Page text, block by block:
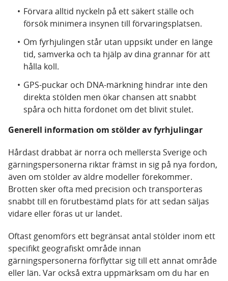
Förvara alltid nyckeln på ett säkert ställe och
försök minimera insynen till förvaringsplatsen.
Om fyrhjulingen står utan uppsikt under en länge
tid, samverka och ta hjälp av dina grannar för att
hålla koll.
GPS-puckar och DNA-märkning hindrar inte den
direkta stölden men ökar chansen att snabbt
spåra och hitta fordonet om det blivit stulet.
Generell information om stölder av fyrhjulingar
Hårdast drabbat är norra och mellersta Sverige och
gärningspersonerna riktar främst in sig på nya fordon,
även om stölder av äldre modeller förekommer.
Brotten sker ofta med precision och transporteras
snabbt till en förutbestämd plats för att sedan säljas
vidare eller föras ut ur landet.
Oftast genomförs ett begränsat antal stölder inom ett
specifikt geografiskt område innan
gärningspersonerna förflyttar sig till ett annat område
eller län. Var också extra uppmärksam om du har en